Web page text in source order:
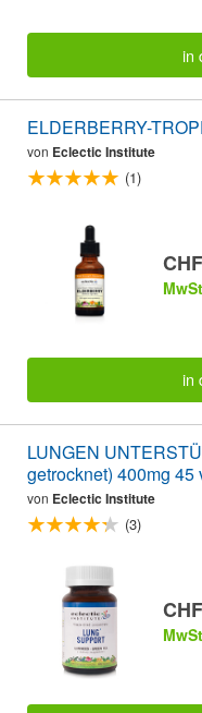
in
von Eclectic Institute
(1)
in
LUNGEN
getrocknet) 400mg
von Eclectic Institute
(3)